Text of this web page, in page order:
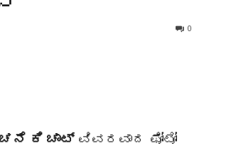
0
ಚನೆ ಕಿ ಚಾಟ್ವಿವರವಾದ ಫೋಟೋ